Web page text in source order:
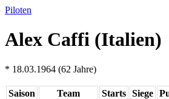
Piloten
Alex Caffi (Italien)
* 18.03.1964 (62 Jahre)
Saison Team Starts Siege